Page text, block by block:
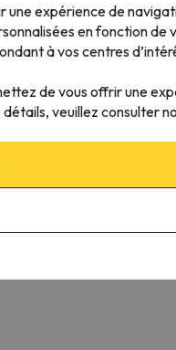
Residence
Brides-les-Bains
de forfait à
logement
630
une expérience de
en fonction de
à vos centres
de vous offrir une
veuillez consulter